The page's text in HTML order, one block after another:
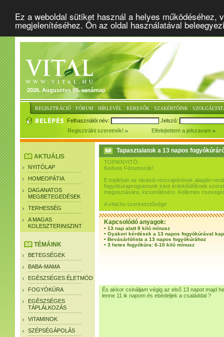
Ez a weboldal sütiket használ a helyes
megjelenítéséhez. Ön az oldal használatával
2026. Augusztus 09. vasárnap
REGISZTRÁCIÓ : FÓRUM : HÍRLEVÉL : KERESŐK : SZAKÉRTŐINK :
Felhasználói név:
Jelszó:
Regisztrálni szeretnék!
Elfelejtettem a jelszavam
AKTUÁLIS
NYITÓLAP
HOMEOPÁTIA
DAGANATOS
MEGBETEGEDÉSEK
TERHESSÉG
A MAGAS
KOLESZTERINSZINT
TÉMÁINK
BETEGSÉGEK
BABA-MAMA
EGÉSZSÉGES ÉLETMÓD
FOGYÓKÚRA
EGÉSZSÉGES
TÁPLÁLKOZÁS
VITAMINOK
SZÉPSÉGÁPOLÁS
Tapasztalatok a 13 napos
TOPIKNYITÓ:
Kedves Fórumozók!
E topikban az olvasói visszajelzések alapján
fogyókúraprogramunk iránt érdeklődőknek
megosztására, kicserélésére. Kellemes
A vital.hu szerkesztősége
Kapcsolódó anyagok:
• 13 nap alatt 8 kiló mínusz
• Gyakori kérdések a 13 napos fogyókúrával
• Bevásárlólista a 13 napos fogyókúrához
• 3 hetes fogyókúra: 6-10 kiló mínusz
És akkor csináljam végig az első 13 napot majd
lenne 11 ik napom és ebédeljek a családdal ?